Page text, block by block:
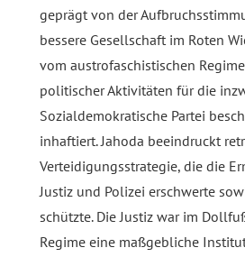
geprägt von der
bessere Gesellschaft im Roten
vom austrofaschistischen
politischer Aktivitäten für die
Sozialdemokratische Partei
inhaftiert. Jahoda beeindruckt
Verteidigungsstrategie, die die
Justiz und Polizei erschwerte
schützte. Die Justiz war im
Regime eine maßgebliche